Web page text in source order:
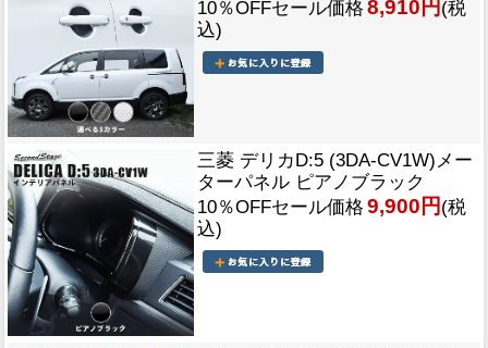
10％OFFセール価格 8,910円 (税
込)
三菱 デリカD:5 (3DA-CV1W)メー
ターパネル ピアノブラック
10％OFFセール価格 9,900円 (税
込)